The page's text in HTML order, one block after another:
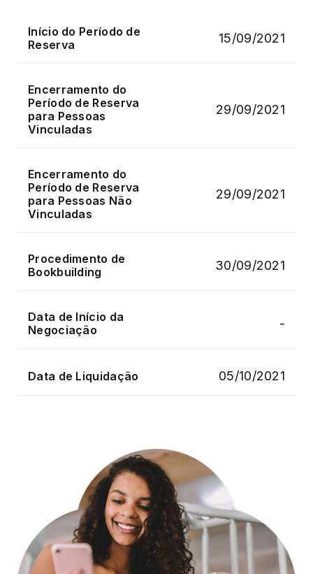
Início do Período de
Reserva
15/09/2021
Encerramento do
Período de Reserva
para Pessoas
Vinculadas
29/09/2021
Encerramento do
Período de Reserva
para Pessoas Não
Vinculadas
29/09/2021
Procedimento de
Bookbuilding
30/09/2021
Data de Início da
Negociação
-
Data de Liquidação 05/10/2021